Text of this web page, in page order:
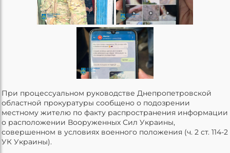
При процессуальном руководстве Днепропетровской
областной прокуратуры сообщено о подозрении
местному жителю по факту распространения информации
о расположении Вооруженных Сил Украины,
совершенном в условиях военного положения (ч. 2 ст. 114-2
УК Украины).